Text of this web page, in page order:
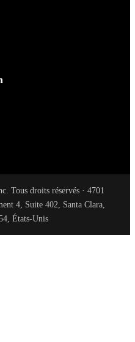
Tous droits réservés · 4701
4, Suite 402, Santa Clara,
États-Unis